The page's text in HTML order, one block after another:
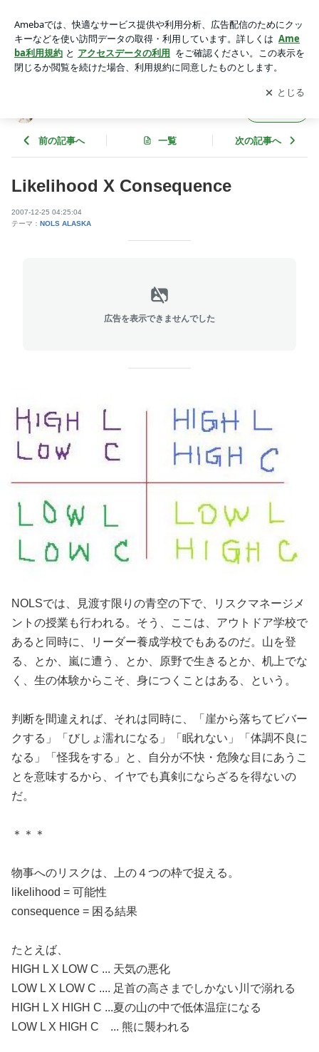
アプリをダウンロードして ブログの更新通知
を受け取りまし
ょう。
開く
前の記事へ 一覧 次の記事へ
Likelihood X Consequence
2007-12-25 04:25:04
テーマ： NOLS ALASKA
広告を表示できませんでした
NOLSでは、見渡す限りの青空の下で、リスクマネージメ
ントの授業も行われる。そう、ここは、アウトドア学校で
あると同時に、リーダー養成学校でもあるのだ。山を登
る、とか、嵐に遭う、とか、原野で生きるとか、机上でな
く、生の体験からこそ、身につくことはある、という。
判断を間違えれば、それは同時に、「崖から落ちてビバー
クする」「びしょ濡れになる」「眠れない」「体調不良に
なる」「怪我をする」と、自分が不快・危険な目にあうこ
とを意味するから、イヤでも真剣にならざるを得ないの
だ。
＊＊＊
物事へのリスクは、上の４つの枠で捉える。
likelihood = 可能性
consequence = 困る結果
たとえば、
HIGH L X LOW C ... 天気の悪化
LOW L X LOW C .... 足首の高さまでしかない川で溺れる
HIGH L X HIGH C ...夏の山の中で低体温症になる
LOW L X HIGH C ... 熊に襲われる